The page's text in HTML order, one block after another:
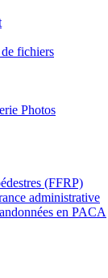
fichiers
Photos
(FFRP)
administrative
en PACA